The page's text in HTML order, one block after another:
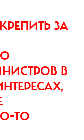
ЗА
В
ТО